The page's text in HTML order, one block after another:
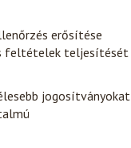
erősítése
feltételek teljesítését
jogosítványokat